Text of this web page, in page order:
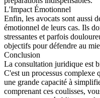
L'Impact Émotionnel
Enfin, les avocats sont aussi
émotionnel de leurs cas. Ils
stressantes et parfois
objectifs pour défendre au
Conclusion
La consultation juridique est
C'est un processus complexe
une grande capacité à
comprenant ces coulisses,